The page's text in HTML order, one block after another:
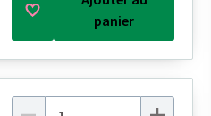
panier